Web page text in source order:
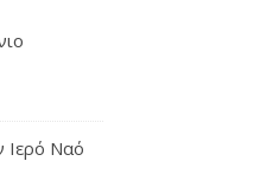
Ιερό Ναό